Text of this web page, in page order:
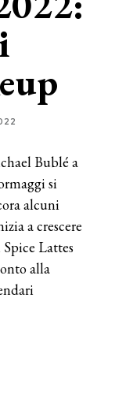
Bublé a
si
alcuni
a crescere
Lattes
alla